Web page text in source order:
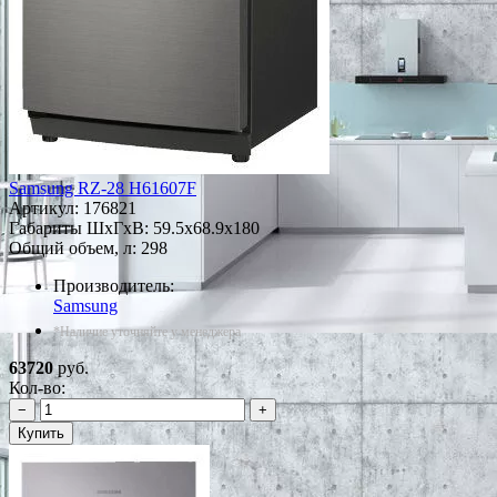
Samsung RZ-28 H61607F
Артикул: 176821
Габариты ШxГxВ: 59.5x68.9x180
Общий объем, л: 298
Производитель:
Samsung
*Наличие уточняйте у менеджера
63720руб.
Кол-во:
−
+
Купить